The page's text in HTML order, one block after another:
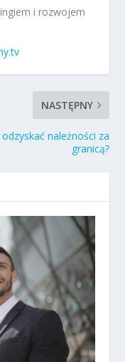
i rozwojem
NASTĘPNY
odzyskać należności za
granicą?